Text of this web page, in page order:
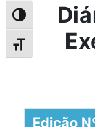
Alternar alto
Alternar
Edição